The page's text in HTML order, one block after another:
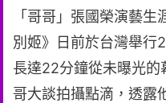
「哥哥」張國榮演藝
別姬》日前於台灣舉行
長達22分鐘從未曝光的
哥大談拍攝點滴，透露